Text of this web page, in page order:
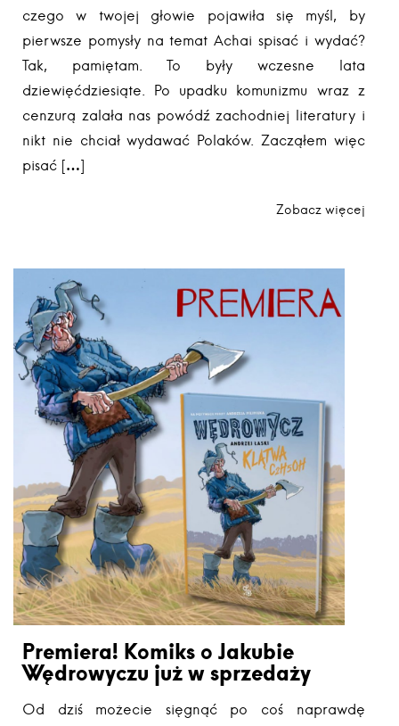
czego w twojej głowie pojawiła się myśl, by
pierwsze pomysły na temat Achai spisać i wydać?
Tak, pamiętam. To były wczesne lata
dziewięćdziesiąte. Po upadku komunizmu wraz z
cenzurą zalała nas powódź zachodniej literatury i
nikt nie chciał wydawać Polaków. Zacząłem więc
pisać […]
Zobacz więcej
Premiera! Komiks o Jakubie
Wędrowyczu już w sprzedaży
Od dziś możecie sięgnąć po coś naprawdę